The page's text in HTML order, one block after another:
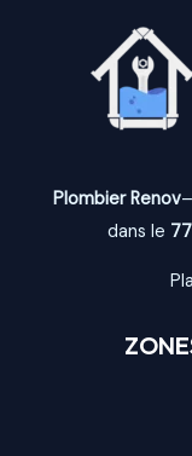
Plombier Renov
dans le 77